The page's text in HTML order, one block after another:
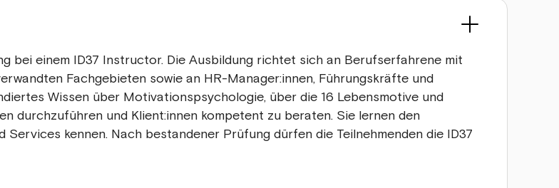
bei einem ID37 Instructor. Die Ausbildung richtet sich an Berufserfahrene mit
Fachgebieten sowie an HR-Manager:innen, Führungskräfte und
Wissen über Motivationspsychologie, über die 16 Lebensmotive und
durchzuführen und Klient:innen kompetent zu beraten. Sie lernen den
kennen. Nach bestandener Prüfung dürfen die Teilnehmenden die ID37